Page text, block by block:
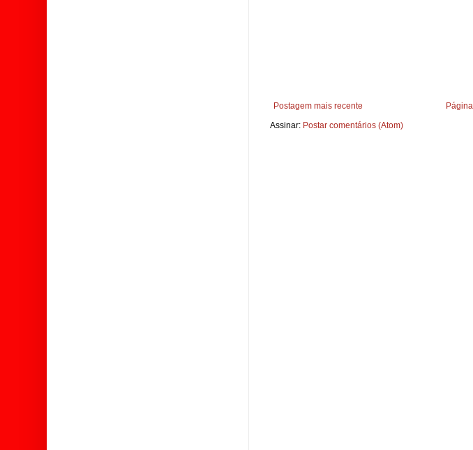
Postagem mais recente
Assinar: Postar comentários (Atom)